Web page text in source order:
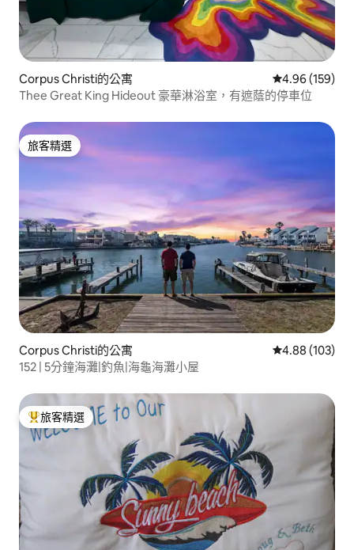
Corpus Christi的公寓 從 159 則評價
4.96 (159)
Thee Great King Hideout 豪華淋浴室，有遮蔭的停車位
旅客精選
旅客精選
Corpus Christi的公寓 從 103 則評價
4.88 (103)
152 | 5分鐘海灘|釣魚|海龜海灘小屋
旅客精選榜首
旅客精選